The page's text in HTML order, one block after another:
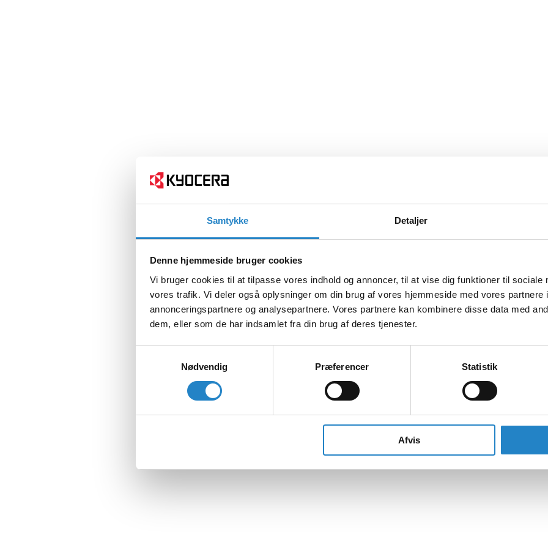
Samtykke Detaljer
Denne hjemmeside bruger cookies
Vi bruger cookies til at tilpasse vores indhold og annoncer, til at vise dig funktioner til sociale
vores trafik. Vi deler også oplysninger om din brug af vores hjemmeside med vores partnere
annonceringspartnere og analysepartnere. Vores partnere kan kombinere disse data med
dem, eller som de har indsamlet fra din brug af deres tjenester.
Nødvendig
Præferencer Statistik
Afvis